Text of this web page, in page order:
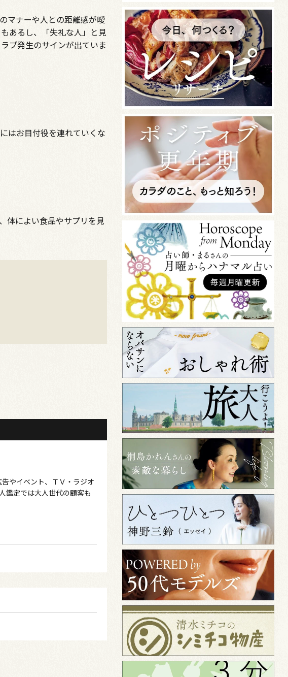
マナーや人との距離感が曖
あるし、「失礼な人」と見
ブ発生のサインが出ていま
はお目付役を連れていくな
体によい食品やサプリを見
やイベント、ＴＶ・ラジオ
鑑定では大人世代の顧客も